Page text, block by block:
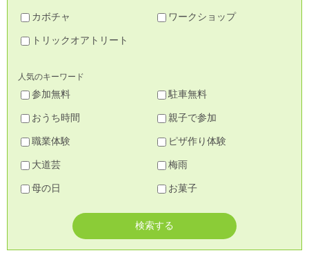
カボチャ ワークショップ
トリックオアトリート
人気のキーワード
参加無料 駐車無料
おうち時間 親子で参加
職業体験 ピザ作り体験
大道芸 梅雨
母の日 お菓子